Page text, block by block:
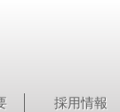
採用情報